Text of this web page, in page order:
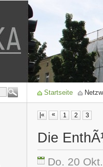
Startseite
|« « 1 2 3
Die
Do. 20